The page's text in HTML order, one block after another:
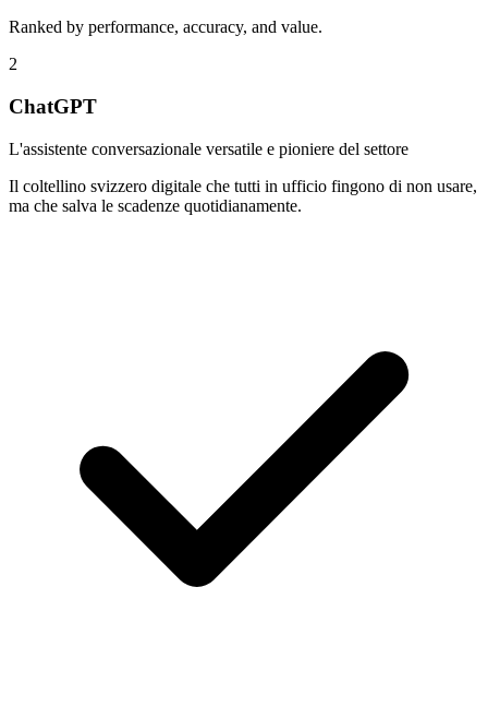
Ranked by performance, accuracy, and value.
2
ChatGPT
L'assistente conversazionale versatile e pioniere del settore
Il coltellino svizzero digitale che tutti in ufficio fingono di non usare,
ma che salva le scadenze quotidianamente.